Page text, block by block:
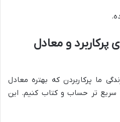
و معادل
ما پرکاربردن که بهتره معادل
سریع تر حساب و کتاب کنیم. این